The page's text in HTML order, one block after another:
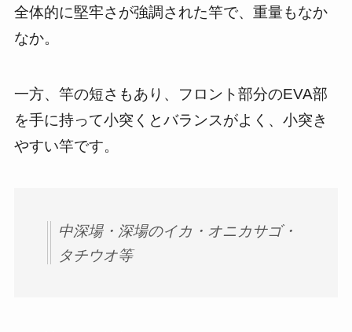
全体的に堅牢さが強調された竿で、重量もなか
なか。
一方、竿の短さもあり、フロント部分のEVA部
を手に持って小突くとバランスがよく、小突き
やすい竿です。
中深場・深場のイカ・オニカサゴ・
タチウオ等